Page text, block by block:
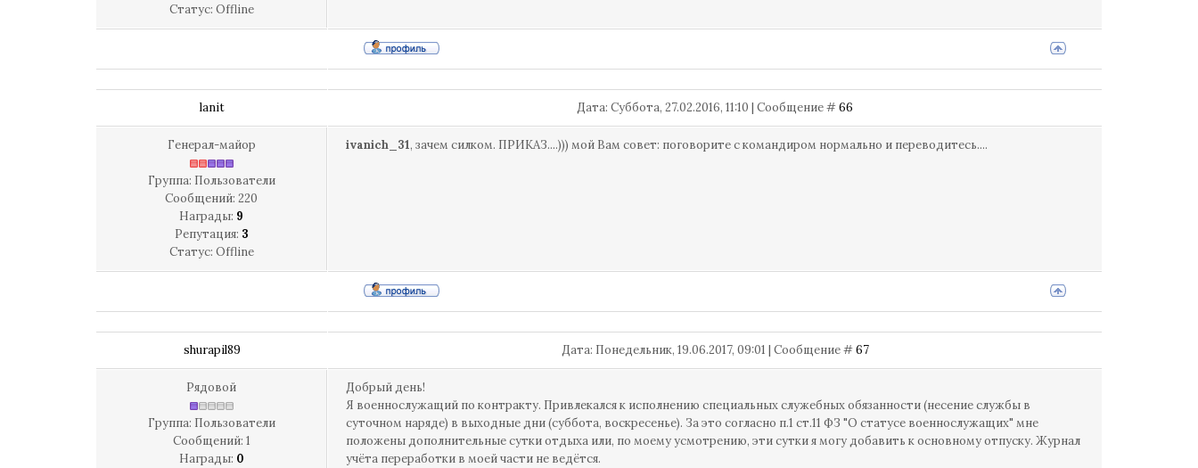
Статус: Offline
lanit Дата: Суббота, 27.02.2016, 11:10 | Сообщение #66
Генерал-майор
Группа: Пользователи
Сообщений: 220
Награды: 9
Репутация: 3
Статус: Offline
ivanich_31, зачем силком. ПРИКАЗ....))) мой Вам совет: поговорите с командиром нормально и переводитесь....
shurapil89 Дата: Понедельник, 19.06.2017, 09:01 | Сообщение #67
Рядовой
Группа: Пользователи
Сообщений: 1
Награды: 0
Добрый день!
Я военнослужащий по контракту. Привлекался к исполнению специальных служебных обязанности (несение службы в
суточном наряде) в выходные дни (суббота, воскресенье). За это согласно п.1 ст.11 ФЗ "О статусе военнослужащих" мне
положены дополнительные сутки отдыха или, по моему усмотрению, эти сутки я могу добавить к основному отпуску. Журнал
учёта переработки в моей части не ведётся.